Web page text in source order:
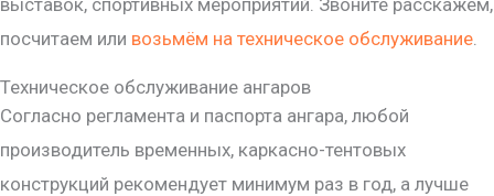
выставок, спортивных мероприятий. Звоните расскажем,
посчитаем или возьмём на техническое обслуживание.
Техническое обслуживание ангаров
Согласно регламента и паспорта ангара, любой
производитель временных, каркасно-тентовых
конструкций рекомендует минимум раз в год, а лучше